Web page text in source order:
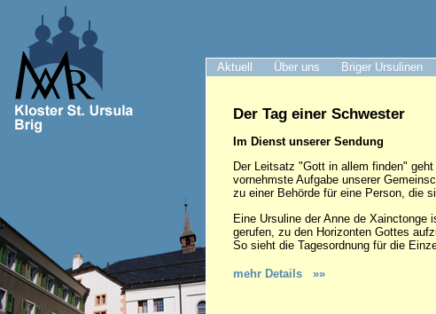
Aktuell Über uns Briger Ursulinen
Der Tag einer Schwester
Im Dienst unserer Sendung
Der Leitsatz "Gott in allem finden"
vornehmste Aufgabe unserer
zu einer Behörde für eine Person, die
Eine Ursuline der Anne de
gerufen, zu den Horizonten Gottes
So sieht die Tagesordnung für die
mehr Details »»